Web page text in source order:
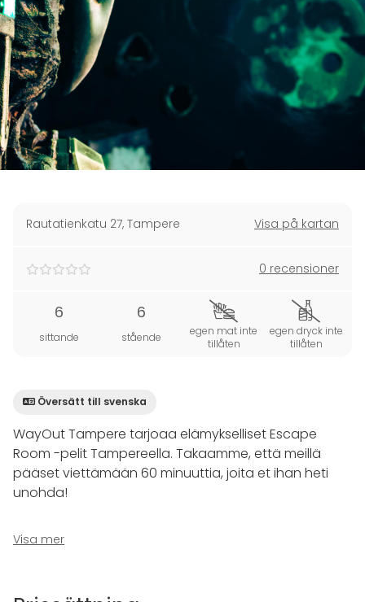
Rautatienkatu 27, Tampere Visa på kartan
0 recensioner
6
sittande
6
stående
egen mat inte
tillåten
egen dryck inte
tillåten
Översätt till svenska
WayOut Tampere tarjoaa elämykselliset Escape
Room -pelit Tampereella. Takaamme, että meillä
pääset viettämään 60 minuuttia, joita et ihan heti
unohda!
Pelissä Sinut suljetaan ryhmäsi kanssa huoneeseen,
josta on vain yksi ulospääsy. Aikaa on tasan 60
Visa mer